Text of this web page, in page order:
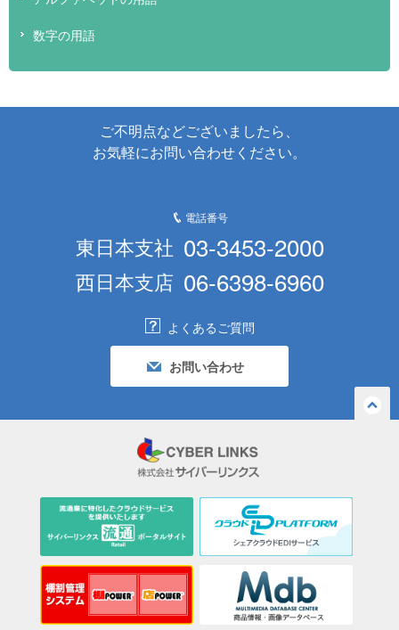
数字の用語
ご不明点などございましたら、
お気軽にお問い合わせください。
電話番号
東日本支社 03-3453-2000
西日本支店 06-6398-6960
よくあるご質問
お問い合わせ